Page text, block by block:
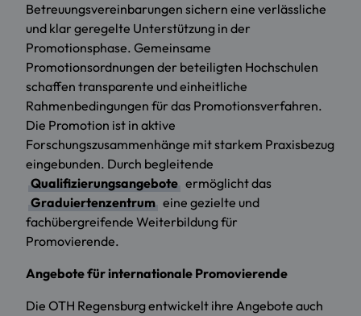
Betreuungsvereinbarungen sichern eine verlässliche
und klar geregelte Unterstützung in der
Promotionsphase. Gemeinsame
Promotionsordnungen der beteiligten Hochschulen
schaffen transparente und einheitliche
Rahmenbedingungen für das Promotionsverfahren.
Die Promotion ist in aktive
Forschungszusammenhänge mit starkem Praxisbezug
eingebunden. Durch begleitende
Qualifizierungsangebote ermöglicht das
Graduiertenzentrum eine gezielte und
fachübergreifende Weiterbildung für
Promovierende.
Angebote für internationale Promovierende
Die OTH Regensburg entwickelt ihre Angebote auch